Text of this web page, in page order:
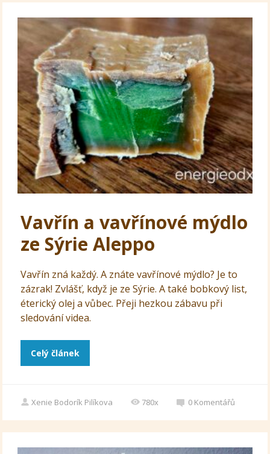
Vavřín a vavřínové mýdlo
ze Sýrie Aleppo
Vavřín zná každý. A znáte vavřínové mýdlo? Je to
zázrak! Zvlášť, když je ze Sýrie. A také bobkový list,
éterický olej a vůbec. Přeji hezkou zábavu při
sledování videa.
Celý článek
Xenie Bodorík Pilíkova 780x 0 Komentářů